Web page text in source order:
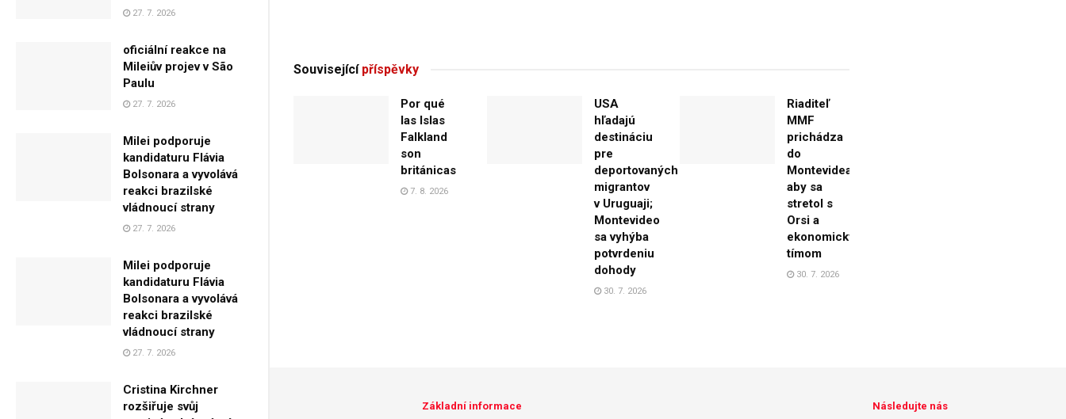
27. 7. 2026
oficiální reakce na
Mileiův projev v São
Paulu
27. 7. 2026
Milei podporuje
kandidaturu Flávia
Bolsonara a vyvolává
reakci brazilské
vládnoucí strany
27. 7. 2026
Milei podporuje
kandidaturu Flávia
Bolsonara a vyvolává
reakci brazilské
vládnoucí strany
27. 7. 2026
Cristina Kirchner
rozšiřuje svůj
Souvisejícípříspěvky
Por qué
las Islas
Falkland
son
británicas
7. 8. 2026
USA
hľadajú
destináciu
pre
deportovaných
migrantov
v Uruguaji;
Montevideo
sa vyhýba
potvrdeniu
dohody
30. 7. 2026
Riaditeľ
MMF
prichádza
do
Montevidea,
aby sa
stretol s
Orsi a
ekonomickým
tímom
30. 7. 2026
Základní informace Následujte nás